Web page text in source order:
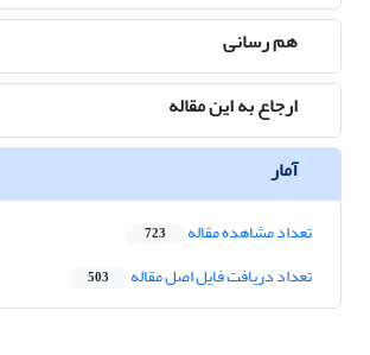
هم رسانی
ارجاع به این مقاله
آمار
تعداد مشاهده مقاله 723
تعداد دریافت فایل اصل مقاله 503